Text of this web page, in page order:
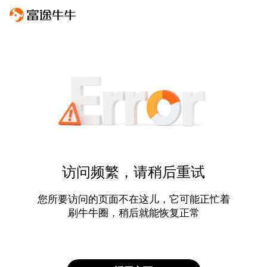
访问频繁，请稍后重试
您所要访问的页面不在这儿，它可能正忙着
刷牛牛圈，稍后就能恢复正常